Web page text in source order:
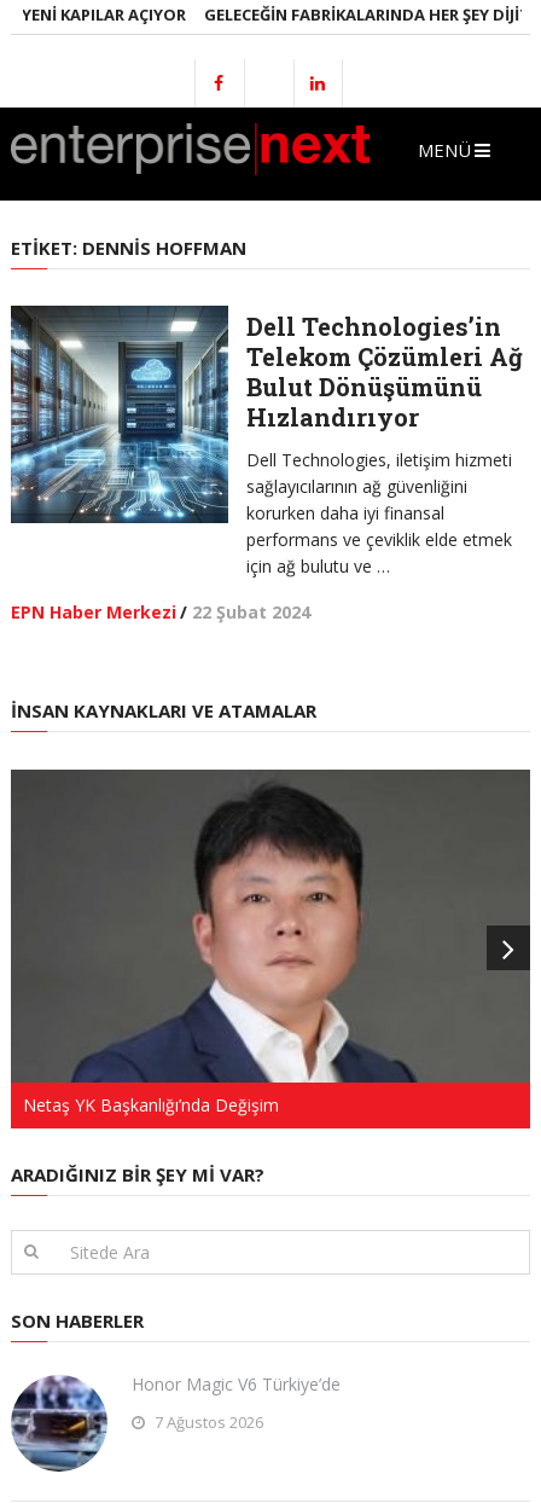
YENI KAPILAR AÇIYOR GELECEĞIN FABRIKALARINDA HER ŞEY
MENÜ
ETIKET: DENNIS HOFFMAN
Dell Technologies’in
Telekom Çözümleri Ağ
Bulut Dönüşümünü
Hızlandırıyor
Dell Technologies, iletişim hizmeti
sağlayıcılarının ağ güvenliğini
korurken daha iyi finansal
performans ve çeviklik elde etmek
için ağ bulutu ve …
EPN Haber Merkezi/ 22 Şubat 2024
İNSAN KAYNAKLARI VE ATAMALAR
Netaş YK Başkanlığı’nda Değişim
ARADIĞINIZ BIR ŞEY MI VAR?
SON HABERLER
Honor Magic V6 Türkiye’de
7 Ağustos 2026